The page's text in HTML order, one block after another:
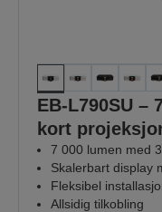
EB-L790SU –
kort
7 000 lumen med
Skalerbart display
Fleksibel
Allsidig tilkobling